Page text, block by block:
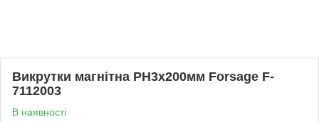
Викрутки магнітна PH3х200мм Forsage F-
7112003
В наявності